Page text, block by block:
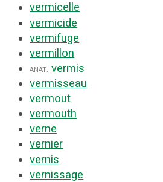
vermicelle
vermicide
vermifuge
vermillon
anat. vermis
vermisseau
vermout
vermouth
verne
vernier
vernis
vernissage